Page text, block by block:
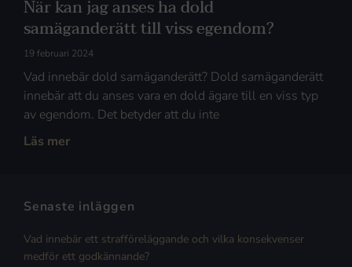
När kan jag anses ha dold
samäganderätt till viss egendom?
19 februari 2024
Vad innebär dold samäganderätt? Dold samäganderätt
innebär att du anses vara en dold ägare till en viss typ
av egendom. Det betyder att du inte
Läs mer
Senaste inläggen
Vad innebär ett strafföreläggande och vilka konsekvenser
medför ett godkännande?